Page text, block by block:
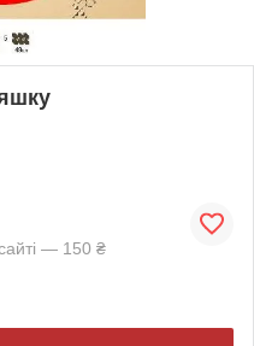
— 150 ₴